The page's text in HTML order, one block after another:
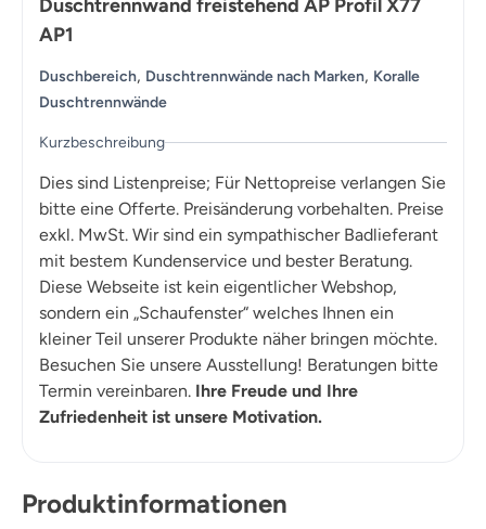
Duschtrennwand freistehend AP Profil X77
AP1
Duschbereich, Duschtrennwände nach Marken, Koralle
Duschtrennwände
Kurzbeschreibung
Dies sind Listenpreise; Für Nettopreise verlangen Sie
bitte eine Offerte. Preisänderung vorbehalten. Preise
exkl. MwSt. Wir sind ein sympathischer Badlieferant
mit bestem Kundenservice und bester Beratung.
Diese Webseite ist kein eigentlicher Webshop,
sondern ein „Schaufenster“ welches Ihnen ein
kleiner Teil unserer Produkte näher bringen möchte.
Besuchen Sie unsere Ausstellung! Beratungen bitte
Termin vereinbaren. Ihre Freude und Ihre
Zufriedenheit ist unsere Motivation.
Produktinformationen